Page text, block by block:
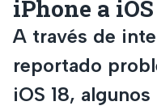
iPhone a iOS
A través de
reportado
iOS 18,